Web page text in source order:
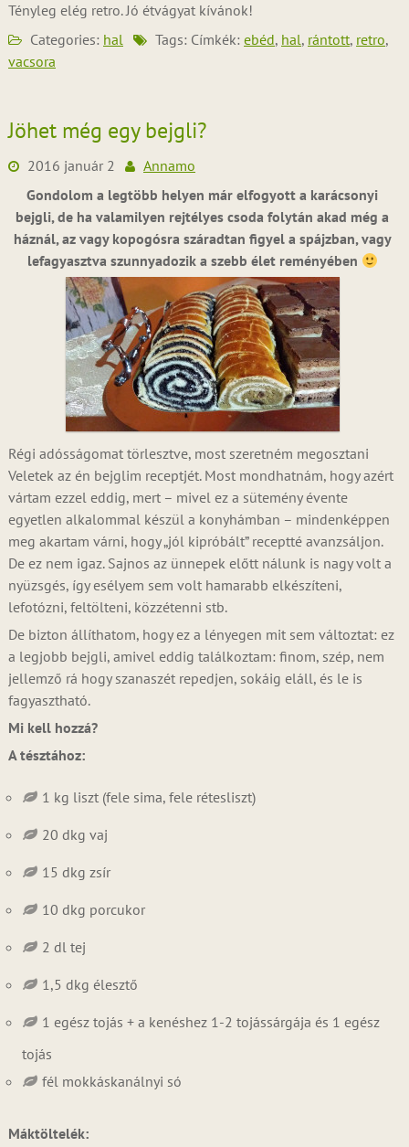
Tényleg elég retro. Jó étvágyat kívánok!
Categories: hal Tags: Címkék: ebéd, hal, rántott, retro,
vacsora
Jöhet még egy bejgli?
2016 január 2
Annamo
Gondolom a legtöbb helyen már elfogyott a karácsonyi
bejgli, de ha valamilyen rejtélyes csoda folytán akad még a
háznál, az vagy kopogósra száradtan figyel a spájzban, vagy
lefagyasztva szunnyadozik a szebb élet reményében
Régi adósságomat törlesztve, most szeretném megosztani
Veletek az én bejglim receptjét. Most mondhatnám, hogy azért
vártam ezzel eddig, mert – mivel ez a sütemény évente
egyetlen alkalommal készül a konyhámban – mindenképpen
meg akartam várni, hogy „jól kipróbált” receptté avanzsáljon.
De ez nem igaz. Sajnos az ünnepek előtt nálunk is nagy volt a
nyüzsgés, így esélyem sem volt hamarabb elkészíteni,
lefotózni, feltölteni, közzétenni stb.
De bizton állíthatom, hogy ez a lényegen mit sem változtat: ez
a legjobb bejgli, amivel eddig találkoztam: finom, szép, nem
jellemző rá hogy szanaszét repedjen, sokáig eláll, és le is
fagyasztható.
Mi kell hozzá?
A tésztához:
1 kg liszt (fele sima, fele rétesliszt)
20 dkg vaj
15 dkg zsír
10 dkg porcukor
2 dl tej
1,5 dkg élesztő
1 egész tojás + a kenéshez 1-2 tojássárgája és 1 egész
tojás
fél mokkáskanálnyi só
Máktöltelék: